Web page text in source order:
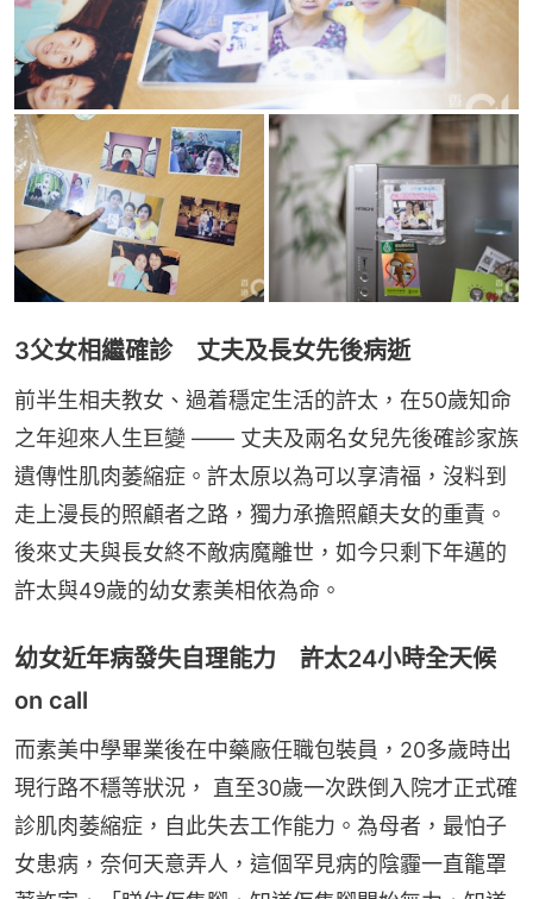
3父女相繼確診 丈夫及長女先後病逝
前半生相夫教女、過着穩定生活的許太，在50歲知命
之年迎來人生巨變 —— 丈夫及兩名女兒先後確診家族
遺傳性肌肉萎縮症。許太原以為可以享清福，沒料到
走上漫長的照顧者之路，獨力承擔照顧夫女的重責。
後來丈夫與長女終不敵病魔離世，如今只剩下年邁的
許太與49歲的幼女素美相依為命。
幼女近年病發失自理能力 許太24小時全天候
on call
而素美中學畢業後在中藥廠任職包裝員，20多歲時出
現行路不穩等狀況， 直至30歲一次跌倒入院才正式確
診肌肉萎縮症，自此失去工作能力。為母者，最怕子
女患病，奈何天意弄人，這個罕見病的陰霾一直籠罩